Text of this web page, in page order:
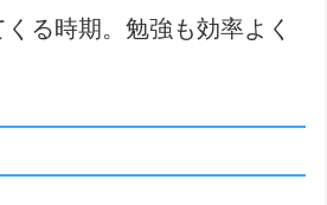
る時期。勉強も効率よく